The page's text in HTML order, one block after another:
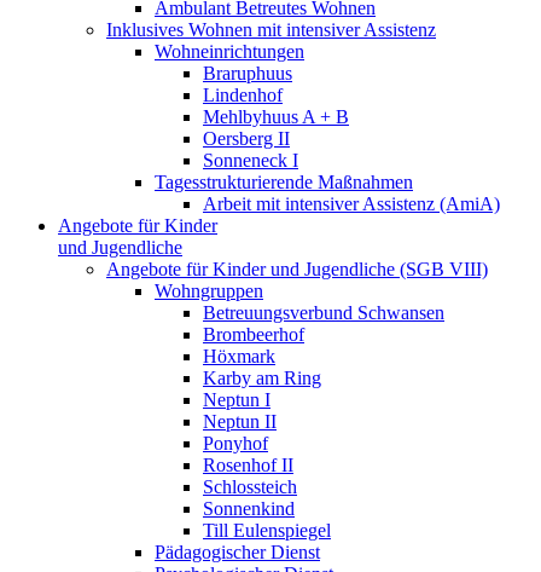
Ambulant Betreutes Wohnen
Inklusives Wohnen mit intensiver Assistenz
Wohneinrichtungen
Braruphuus
Lindenhof
Mehlbyhuus A + B
Oersberg II
Sonneneck I
Tagesstrukturierende Maßnahmen
Arbeit mit intensiver Assistenz (AmiA)
Angebote für Kinder
und Jugendliche
Angebote für Kinder und Jugendliche (SGB VIII)
Wohngruppen
Betreuungsverbund Schwansen
Brombeerhof
Höxmark
Karby am Ring
Neptun I
Neptun II
Ponyhof
Rosenhof II
Schlossteich
Sonnenkind
Till Eulenspiegel
Pädagogischer Dienst